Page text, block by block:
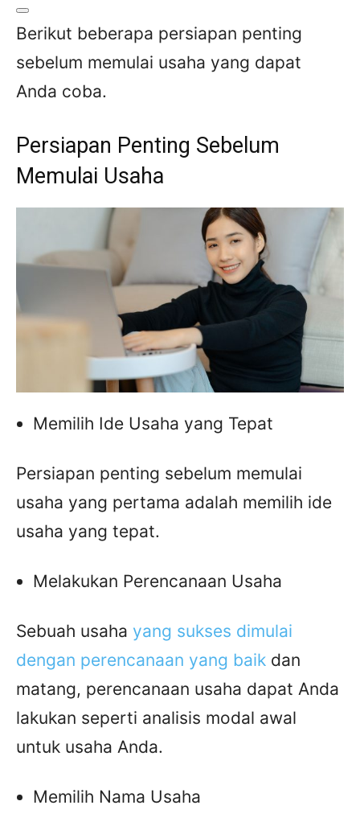
Berikut beberapa persiapan penting
sebelum memulai usaha yang dapat
Anda coba.
Persiapan Penting Sebelum
Memulai Usaha
Memilih Ide Usaha yang Tepat
Persiapan penting sebelum memulai
usaha yang pertama adalah memilih ide
usaha yang tepat.
Melakukan Perencanaan Usaha
Sebuah usaha yang sukses dimulai
dengan perencanaan yang baik dan
matang, perencanaan usaha dapat Anda
lakukan seperti analisis modal awal
untuk usaha Anda.
Memilih Nama Usaha